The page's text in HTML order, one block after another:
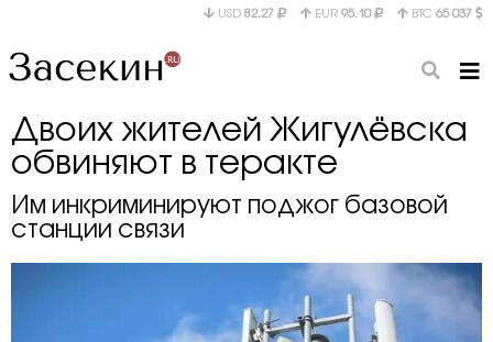
USD 82.27 EUR 95.10 BTC 65 037
Двоих жителей Жигулёвска
обвиняют в теракте
Им инкриминируют поджог базовой
станции связи